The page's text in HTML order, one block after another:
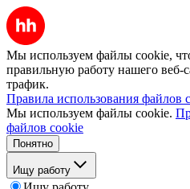
Мы используем файлы cookie,
правильную работу нашего веб-
трафик.
Правила использования файлов
Мы используем файлы cookie.
файлов cookie
Понятно
Ищу работу